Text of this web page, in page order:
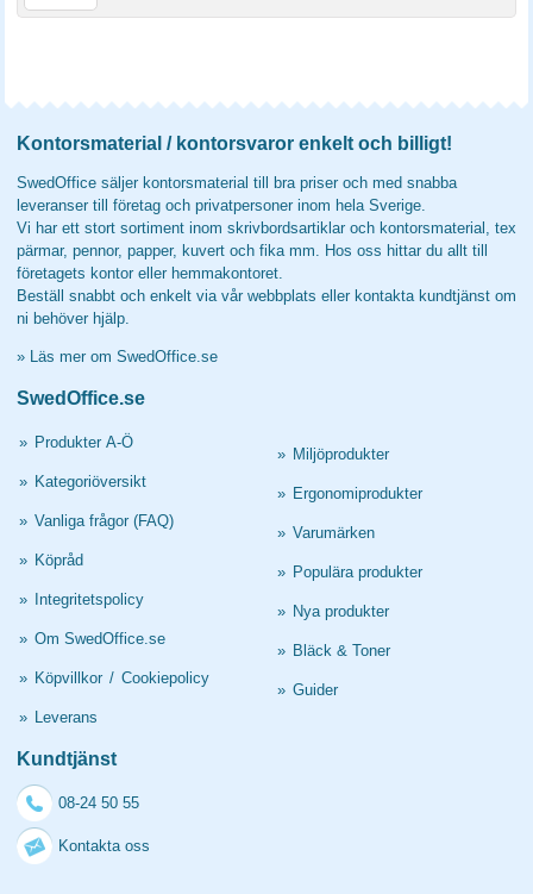
Kontorsmaterial / kontorsvaror enkelt och billigt!
SwedOffice säljer kontorsmaterial till bra priser och med snabba
leveranser till företag och privatpersoner inom hela Sverige.
Vi har ett stort sortiment inom skrivbordsartiklar och kontorsmaterial, tex
pärmar, pennor, papper, kuvert och fika mm. Hos oss hittar du allt till
företagets kontor eller hemmakontoret.
Beställ snabbt och enkelt via vår webbplats eller kontakta kundtjänst om
ni behöver hjälp.
» Läs mer om SwedOffice.se
SwedOffice.se
» Produkter A-Ö
» Kategoriöversikt
» Vanliga frågor (FAQ)
» Köpråd
» Integritetspolicy
» Om SwedOffice.se
» Köpvillkor / Cookiepolicy
» Leverans
» Miljöprodukter
» Ergonomiprodukter
» Varumärken
» Populära produkter
» Nya produkter
» Bläck & Toner
» Guider
Kundtjänst
08-24 50 55
Kontakta oss